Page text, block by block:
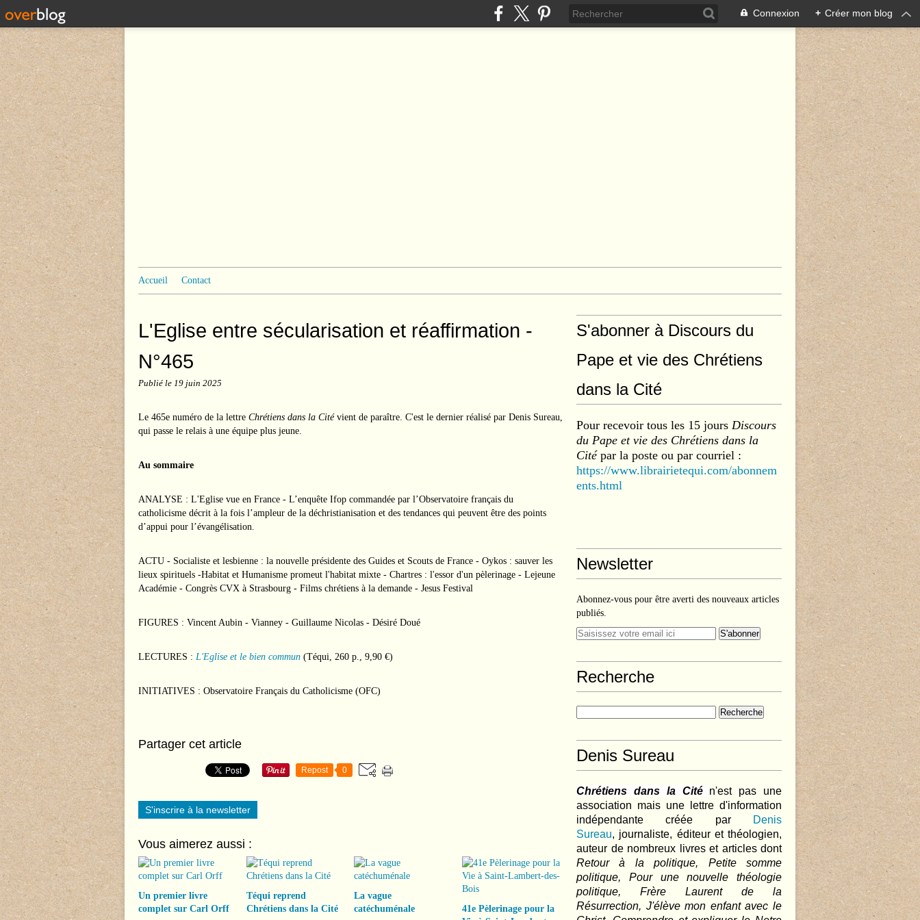
Connexion + Créer mon blog
Accueil Contact
L'Eglise entre sécularisation et réaffirmation -
N°465
Publié le 19 juin 2025
Le 465e numéro de la lettre Chrétiens dans la Citévient de paraître. C'est le dernier réalisé par Denis Sureau,
qui passe le relais à une équipe plus jeune.
Au sommaire
ANALYSE : L'Eglise vue en France - L’enquête Ifop commandée par l’Observatoire français du
catholicisme décrit à la fois l’ampleur de la déchristianisation et des tendances qui peuvent être des points
d’appui pour l’évangélisation.
ACTU - Socialiste et lesbienne : la nouvelle présidente des Guides et Scouts de France - Oykos : sauver les
lieux spirituels -Habitat et Humanisme promeut l'habitat mixte - Chartres : l'essor d'un pèlerinage - Lejeune
Académie - Congrès CVX à Strasbourg - Films chrétiens à la demande - Jesus Festival
FIGURES : Vincent Aubin - Vianney - Guillaume Nicolas - Désiré Doué
LECTURES : L'Eglise et le bien commun (Téqui, 260 p., 9,90 €)
INITIATIVES : Observatoire Français du Catholicisme (OFC)
Partager cet article
Repost 0
S'inscrire à la newsletter
Vous aimerez aussi :
Un premier livre
complet sur Carl Orff
Téqui reprend
Chrétiens dans la Cité
La vague
catéchuménale
41e Pèlerinage pour la
S'abonner à Discours du
Pape et vie des Chrétiens
dans la Cité
Pour recevoir tous les 15 jours Discours
du Pape et vie des Chrétiens dans la
Citépar la poste ou par courriel :
https://www.librairietequi.com/abonnem
ents.html
Newsletter
Abonnez-vous pour être averti des nouveaux articles
publiés.
Recherche
Denis Sureau
Chrétiens dans la Cité
n'est pas une
association mais une lettre d'information
indépendante créée par
Denis
Sureau, journaliste, éditeur et théologien,
auteur de nombreux livres et articles dont
Retour à la politique, Petite somme
politique, Pour une nouvelle théologie
politique, Frère Laurent de la
Résurrection, J'élève mon enfant avec le